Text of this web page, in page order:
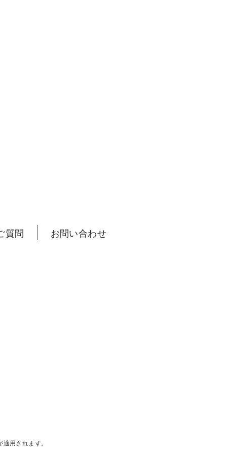
質問 お問い合わせ
適用されます。